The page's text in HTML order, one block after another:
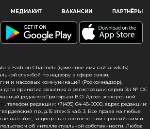
файлы cookie и похожие технологии,
персонализированную
предпочтения в области
свое согласие на использование
с настоящим уведомлением
типа файлов. Если вы не согласны
данный тип файлов,
образом установить
или не использовать сайт wfc.tv
МЕДИАКИТ ВАКАНСИИ ПАРТНЁРЫ
Fashion Channel» (доменное имя сайта: wfc.tv)
службой по надзору в сфере связи,
и массовых коммуникаций (Роскомнадзор),
дата принятия решения о регистрации: серия Эл № ФС
редактор Григорьев В.О. Адрес электронной
, телефон редакции: +7(495) 64-48-0000, адрес редакции:
пр., д.15 этаж 5 каб. 3. Все права на любые
на сайте, защищены в соответствии с российским и
об интеллектуальной собственности. Любое